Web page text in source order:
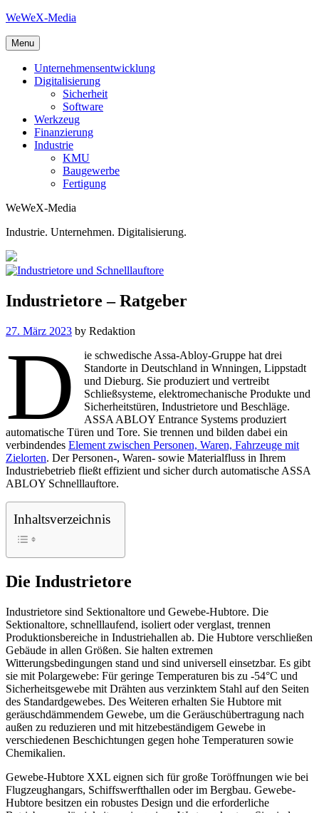
Skip
content
WeWeX-Media
Menu
Unternehmensentwicklung
Digitalisierung
Sicherheit
Software
Werkzeug
Finanzierung
Industrie
KMU
Baugewerbe
Fertigung
WeWeX-Media
Industrie. Unternehmen. Digitalisierung.
Industrietore – Ratgeber
27. März 2023 by Redaktion
D
ie schwedische Assa-Abloy-Gruppe hat drei
Standorte in Deutschland in Wnningen, Lippstadt
und Dieburg. Sie produziert und vertreibt
Schließsysteme, elektromechanische Produkte und
Sicherheitstüren, Industrietore und Beschläge.
ASSA ABLOY Entrance Systems produziert
automatische Türen und Tore. Sie trennen und bilden dabei ein
verbindendes Element zwischen Personen, Waren, Fahrzeuge mit
Zielorten. Der Personen-, Waren- sowie Materialfluss in Ihrem
Industriebetrieb fließt effizient und sicher durch automatische ASSA
ABLOY Schnelllauftore.
Inhaltsverzeichnis
Die Industrietore
Industrietore sind Sektionaltore und Gewebe-Hubtore. Die
Sektionaltore, schnelllaufend, isoliert oder verglast, trennen
Produktionsbereiche in Industriehallen ab. Die Hubtore verschließen
Gebäude in allen Größen. Sie halten extremen
Witterungsbedingungen stand und sind universell einsetzbar. Es gibt
sie mit Polargewebe: Für geringe Temperaturen bis zu -54°C und
Sicherheitsgewebe mit Drähten aus verzinktem Stahl auf den Seiten
des Standardgewebes. Des Weiteren erhalten Sie Hubtore mit
geräuschdämmendem Gewebe, um die Geräuschübertragung nach
außen zu reduzieren und mit hitzebeständigem Gewebe in
verschiedenen Beschichtungen gegen hohe Temperaturen sowie
Chemikalien.
Gewebe-Hubtore XXL eignen sich für große Toröffnungen wie bei
Flugzeughangars, Schiffswerfthallen oder im Bergbau. Gewebe-
Hubtore besitzen ein robustes Design und die erforderliche